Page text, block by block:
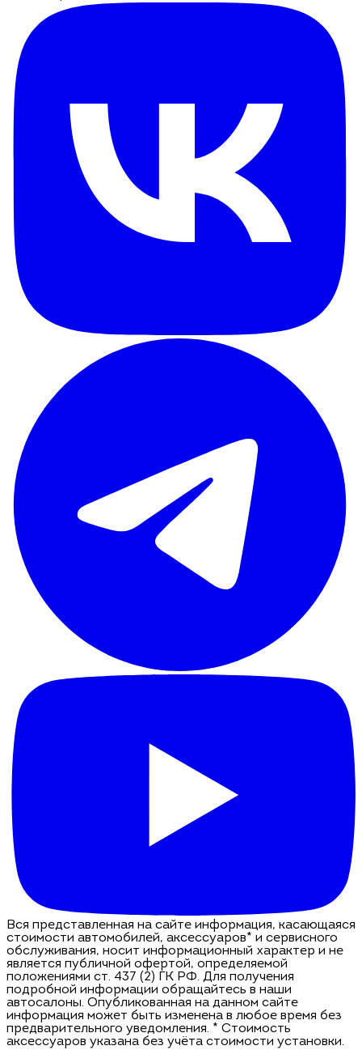
Вся представленная на сайте информация, касающаяся
стоимости автомобилей, аксессуаров* и сервисного
обслуживания, носит информационный характер и не
является публичной офертой, определяемой
положениями ст. 437 (2) ГК РФ. Для получения
подробной информации обращайтесь в наши
автосалоны. Опубликованная на данном сайте
информация может быть изменена в любое время без
предварительного уведомления. * Стоимость
аксессуаров указана без учёта стоимости установки.